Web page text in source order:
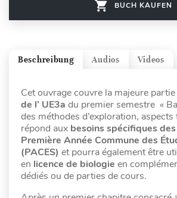
BUCH KAUFEN
Videos
Audios
Beschreibung
Cet ouvrage couvre la majeure
de l’ UE3a du premier semestre «
des méthodes d’exploration,
répond aux besoins spécifiques
Première Année Commune des
(PACES) et pourra également être
en licence de biologie en
dédiés ou de parties de cours.